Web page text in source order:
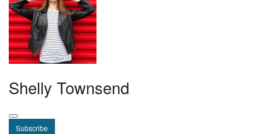
Shelly Townsend
Subscribe